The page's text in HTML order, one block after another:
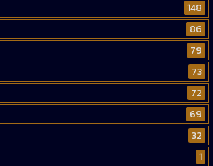
148
86
79
73
72
69
32
1